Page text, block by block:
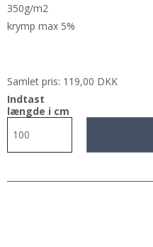
350g/m2
krymp max 5%
Samlet pris: 119,00 DKK
Indtast
længde i cm